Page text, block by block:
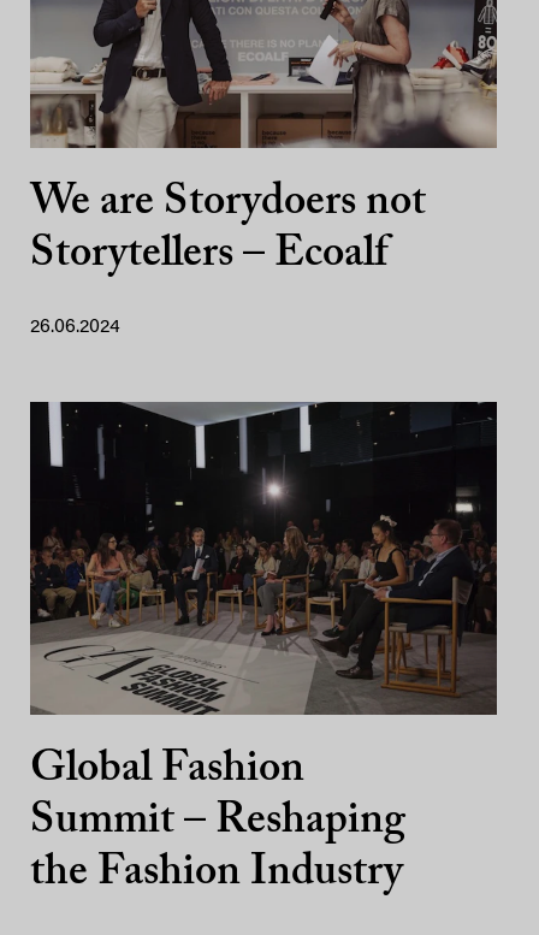
We are Storydoers not
Storytellers – Ecoalf
26.06.2024
Global Fashion
Summit – Reshaping
the Fashion Industry